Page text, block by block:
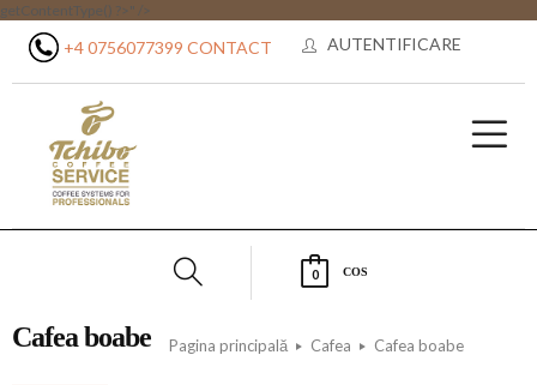
getContentType() ?>" />
+4 0756077399 CONTACT AUTENTIFICARE
0 COS
Cafea boabe Pagina principală Cafea Cafea boabe